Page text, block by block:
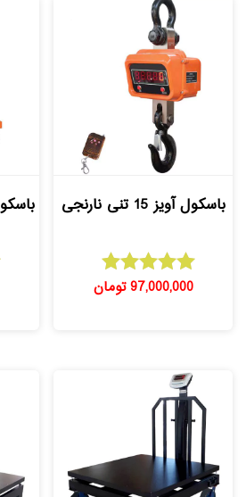
باسکول آویز 15 تنی نارنجی
امتیاز
5.00
97,000,000تومان